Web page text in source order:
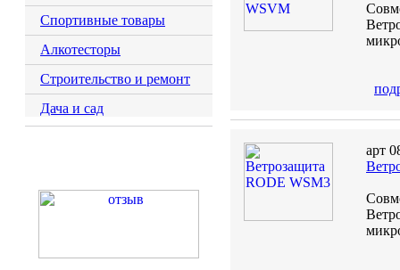
Спортивные товары
Алкотесторы
Строительство и ремонт
Дача и сад
арт